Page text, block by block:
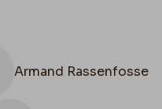
Armand Rassenfosse